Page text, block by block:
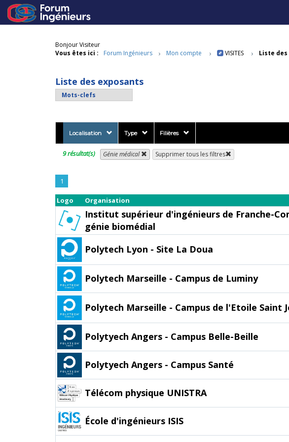
Bonjour Visiteur
Vous êtes ici :
Forum Ingénieurs Mon compte VISITES Liste
Liste des exposants
Localisation Type Filières
9 résultat(s) Génie médical Supprimer tous les filtres
1
Logo Organisation
Institut supérieur d'ingénieurs de Franche-
génie biomédial
Polytech Lyon - Site La Doua
Polytech Marseille - Campus de Luminy
Polytech Marseille - Campus de l'Etoile Saint
Polytyech Angers - Campus Belle-Beille
Polytyech Angers - Campus Santé
Télécom physique UNISTRA
École d'ingénieurs ISIS